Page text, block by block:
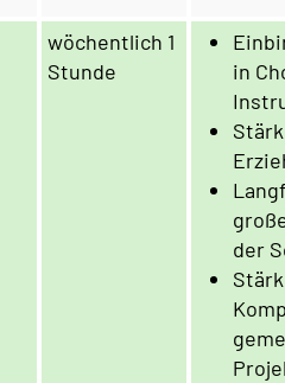
wöchentlich 1
Stunde
in
der